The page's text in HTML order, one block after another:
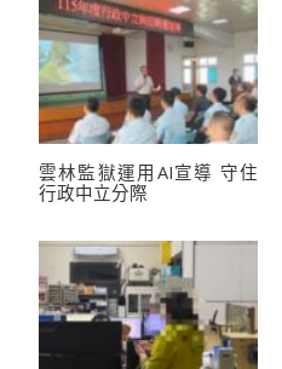
雲林監獄運用AI宣導 守住
行政中立分際